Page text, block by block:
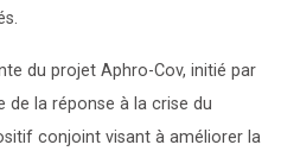
du projet Aphro-Cov, initié par
de la réponse à la crise du
conjoint visant à améliorer la